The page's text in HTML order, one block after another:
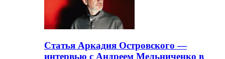
Статья Аркадия Островского —
интервью с Андреем Мельниченко в